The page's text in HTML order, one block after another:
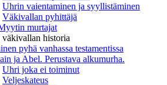
Uhrin vaientaminen ja syyllistäminen
Väkivallan pyhittäjä
murtajat
historia
pyhä vanhassa testamentissa
ja Abel. Perustava alkumurha.
Uhri joka ei toiminut
Veljeskateus